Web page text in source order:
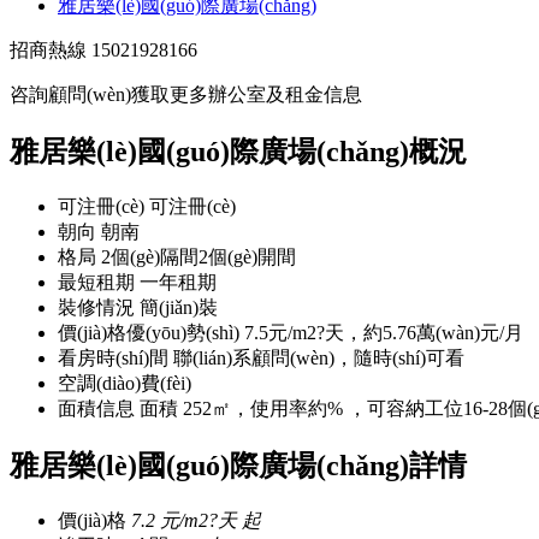
雅居樂(lè)國(guó)際廣場(chǎng)
招商熱線 15021928166
咨詢顧問(wèn)獲取更多辦公室及租金信息
雅居樂(lè)國(guó)際廣場(chǎng)概況
可注冊(cè) 可注冊(cè)
朝向 朝南
格局 2個(gè)隔間2個(gè)開間
最短租期 一年租期
裝修情況 簡(jiǎn)裝
價(jià)格優(yōu)勢(shì) 7.5元/m2?天，約5.76萬(wàn)元/月
看房時(shí)間 聯(lián)系顧問(wèn)，隨時(shí)可看
空調(diào)費(fèi)
面積信息 面積 252㎡，使用率約% ，可容納工位16-28個
雅居樂(lè)國(guó)際廣場(chǎng)詳情
價(jià)格 7.2 元/m2?天 起